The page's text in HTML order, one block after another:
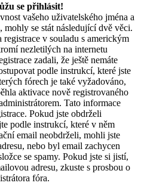
se přihlásit!
vašeho uživatelského jména a
mohly se stát následující dvě věci.
v souladu s americkým
nezletilých na internetu
zadali, že ještě nemáte
podle instrukcí, které jste
fórech je také vyžadováno,
aktivace nově registrovaného
Tato informace
Pokud jste obdrželi
podle instrukcí, které v něm
email neobdrželi, mohli jste
nebo byl email zachycen
se spamy. Pokud jste si jistí,
adresu, zkuste s prosbou o
fóra.